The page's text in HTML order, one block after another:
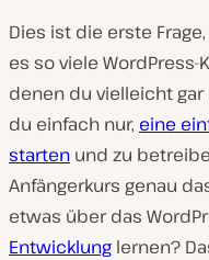
Dies ist die erste
es so viele
denen du vielleicht
du einfach nur, eine
starten und zu
Anfängerkurs genau
etwas über das
Entwicklung lernen?